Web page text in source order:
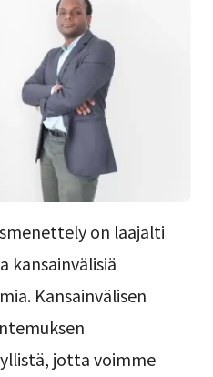
on laajalti
kansainvälisiä
Kansainvälisen
jotta voimme